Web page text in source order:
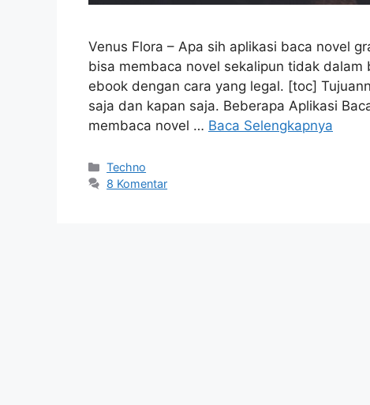
Venus Flora – Apa sih aplikasi baca novel
bisa membaca novel sekalipun tidak
ebook dengan cara yang legal. [toc]
saja dan kapan saja. Beberapa Aplikasi
membaca novel … Baca Selengkapnya
Kategori
Techno
8 Komentar